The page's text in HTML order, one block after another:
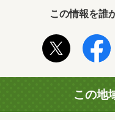
この情報を誰
この地